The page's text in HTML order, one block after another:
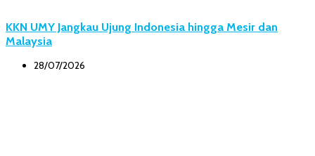
KKN UMY Jangkau Ujung Indonesia hingga Mesir dan
Malaysia
28/07/2026